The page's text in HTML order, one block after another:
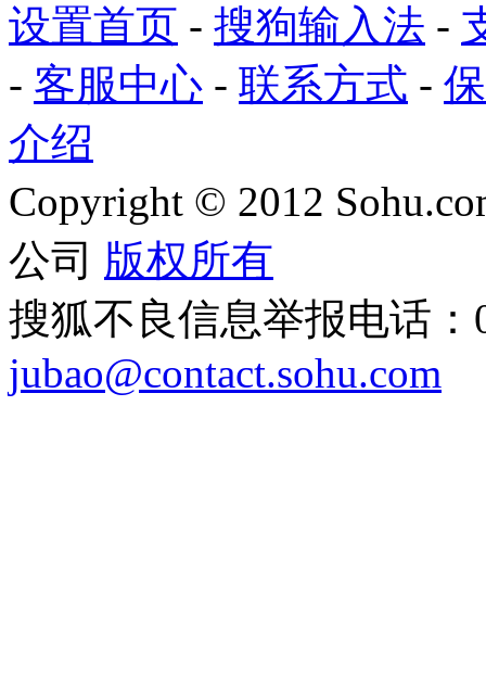
设置首页 - 搜狗输入法 -
- 客服中心 - 联系方式 -
介绍
Copyright © 2012
公司 版权所有
搜狐不良信息举报电话：
jubao@contact.sohu.com